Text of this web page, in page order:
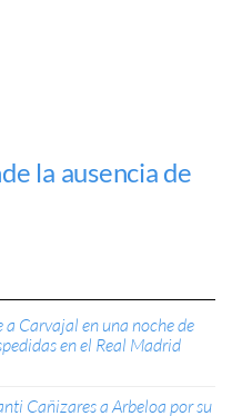
la ausencia de
a Carvajal en una noche de
en el Real Madrid
Cañizares a Arbeloa por su